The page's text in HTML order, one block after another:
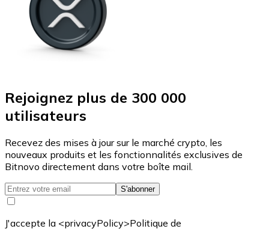
Rejoignez plus de 300 000
utilisateurs
Recevez des mises à jour sur le marché crypto, les
nouveaux produits et les fonctionnalités exclusives de
Bitnovo directement dans votre boîte mail.
S'abonner
J'accepte la <privacyPolicy>Politique de